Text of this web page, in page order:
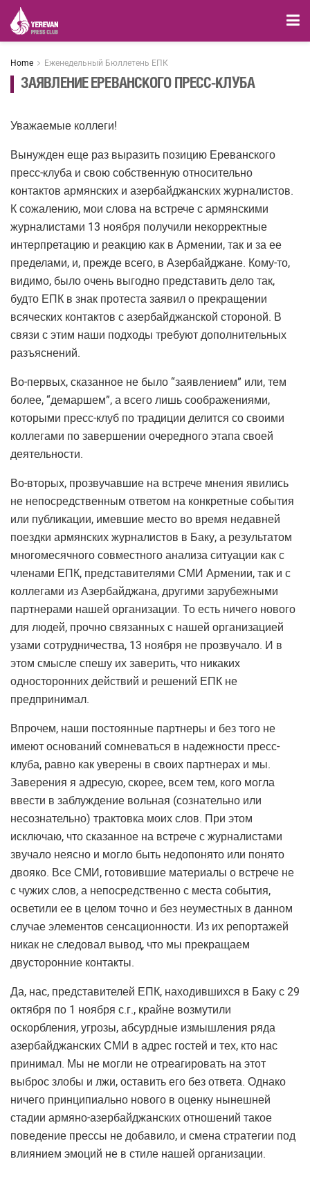
Home Еженедельный Бюллетень ЕПК
ЗАЯВЛЕНИЕ ЕРЕВАНСКОГО ПРЕСС-КЛУБА
Уважаемые коллеги!
Вынужден еще раз выразить позицию Ереванского
пресс-клуба и свою собственную относительно
контактов армянских и азербайджанских журналистов.
К сожалению, мои слова на встрече с армянскими
журналистами 13 ноября получили некорректные
интерпретацию и реакцию как в Армении, так и за ее
пределами, и, прежде всего, в Азербайджане. Кому-то,
видимо, было очень выгодно представить дело так,
будто ЕПК в знак протеста заявил о прекращении
всяческих контактов с азербайджанской стороной. В
связи с этим наши подходы требуют дополнительных
разъяснений.
Во-первых, сказанное не было “заявлением” или, тем
более, “демаршем”, а всего лишь соображениями,
которыми пресс-клуб по традиции делится со своими
коллегами по завершении очередного этапа своей
деятельности.
Во-вторых, прозвучавшие на встрече мнения явились
не непосредственным ответом на конкретные события
или публикации, имевшие место во время недавней
поездки армянских журналистов в Баку, а результатом
многомесячного совместного анализа ситуации как с
членами ЕПК, представителями СМИ Армении, так и с
коллегами из Азербайджана, другими зарубежными
партнерами нашей организации. То есть ничего нового
для людей, прочно связанных с нашей организацией
узами сотрудничества, 13 ноября не прозвучало. И в
этом смысле спешу их заверить, что никаких
односторонних действий и решений ЕПК не
предпринимал.
Впрочем, наши постоянные партнеры и без того не
имеют оснований сомневаться в надежности пресс-
клуба, равно как уверены в своих партнерах и мы.
Заверения я адресую, скорее, всем тем, кого могла
ввести в заблуждение вольная (сознательно или
несознательно) трактовка моих слов. При этом
исключаю, что сказанное на встрече с журналистами
звучало неясно и могло быть недопонято или понято
двояко. Все СМИ, готовившие материалы о встрече не
с чужих слов, а непосредственно с места события,
осветили ее в целом точно и без неуместных в данном
случае элементов сенсационности. Из их репортажей
никак не следовал вывод, что мы прекращаем
двусторонние контакты.
Да, нас, представителей ЕПК, находившихся в Баку с 29
октября по 1 ноября с.г., крайне возмутили
оскорбления, угрозы, абсурдные измышления ряда
азербайджанских СМИ в адрес гостей и тех, кто нас
принимал. Мы не могли не отреагировать на этот
выброс злобы и лжи, оставить его без ответа. Однако
ничего принципиально нового в оценку нынешней
стадии армяно-азербайджанских отношений такое
поведение прессы не добавило, и смена стратегии под
влиянием эмоций не в стиле нашей организации.